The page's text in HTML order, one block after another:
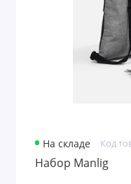
На складе Код
Набор Manlig